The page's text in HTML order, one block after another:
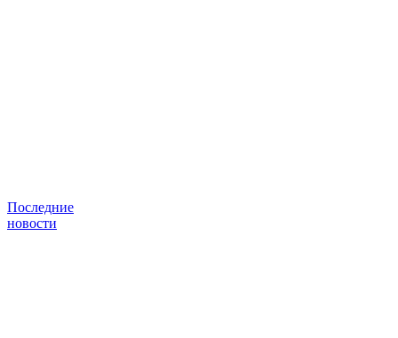
Последние
новости